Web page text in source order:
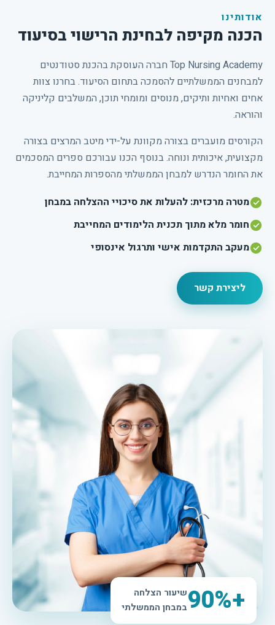
+90%
שיעור הצלחה
במבחן הממשלתי
אודותינו
הכנה מקיפה לבחינת הרישוי בסיעוד
Top Nursing Academy חברה העוסקת בהכנת סטודנטים
למבחנים הממשלתיים להסמכה בתחום הסיעוד. בחרנו צוות
אחים ואחיות ותיקים, מנוסים ומומחי תוכן, המשלבים קליניקה
והוראה.
הקורסים מועברים בצורה מקוונת על-ידי מיטב המרצים בצורה
מקצועית, איכותית ונוחה. בנוסף הכנו עבורכם ספרים המסכמים
את החומר הנדרש למבחן הממשלתי מהספרות המחייבת.
מטרה מרכזית: להעלות את סיכויי ההצלחה במבחן
חומר מלא מתוך תכנית הלימודים המחייבת
מעקב התקדמות אישי ותרגול אינסופי
ליצירת קשר